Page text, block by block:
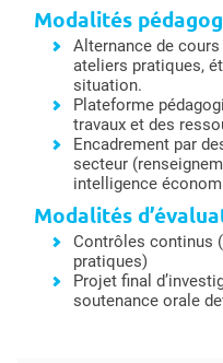
Modalités
Alternance de
ateliers pratiques,
situation.
Plateforme
travaux et des
Encadrement par
secteur
intelligence
Modalités
Contrôles continus
pratiques)
Projet final
soutenance orale